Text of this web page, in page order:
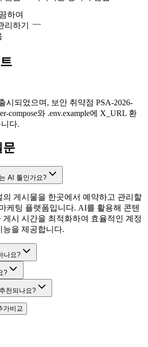
하여
리하기
—
시되었으며, 보안 취약점 PSA-2026-
compose와 .env.example에 X_URL 환
다.
문
AI 툴인가요?
의 게시물을 한곳에서 예약하고 관리할
케팅 플랫폼입니다. AI를 활용해 콘텐
시 시간을 최적화하여 효율적인 계정
능을 제공합니다.
나요?
?
천되나요?
가비교